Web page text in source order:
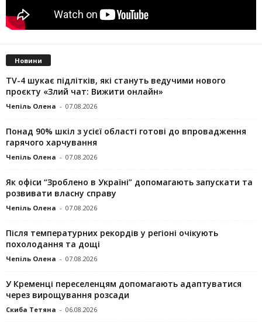
Новини
TV-4 шукає підлітків, які стануть ведучими нового
проєкту «Злий чат: Вижити онлайн»
Чепіль Олена - 07.08.2026
Понад 90% шкіл з усієї області готові до впровадження
гарячого харчування
Чепіль Олена - 07.08.2026
Як офіси “Зроблено в Україні” допомагають запускaти та
розвивати власну справу
Чепіль Олена - 07.08.2026
Після температурних рекордів у регіоні очікують
похолодання та дощі
Чепіль Олена - 07.08.2026
У Кременці переселенцям допомагають адаптуватися
через вирощування розсади
Скиба Тетяна - 06.08.2026